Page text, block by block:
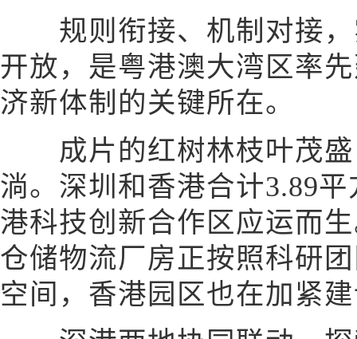
规则衔接、机制对接，
开放，是粤港澳大湾区率
济新体制的关键所在。
成片的红树林枝叶茂盛
淌。深圳和香港合计3.89
港科技创新合作区应运而
仓储物流厂房正按照科研
空间，香港园区也在加紧